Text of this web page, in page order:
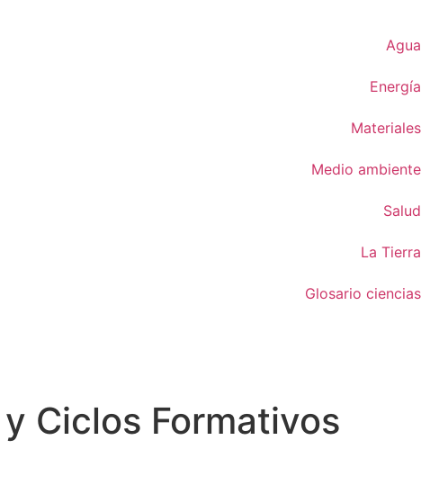
Agua
Energía
Materiales
Medio ambiente
Salud
La Tierra
Glosario ciencias
Ciclos Formativos